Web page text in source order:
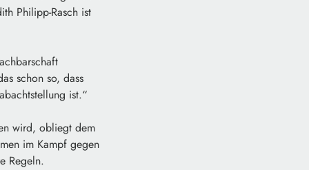
Philipp-Rasch ist
schon so, dass
ist.“
wird, obliegt dem
im Kampf gegen
Regeln.